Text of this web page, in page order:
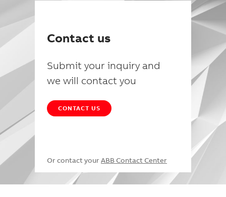
Contact us
Submit your inquiry and
we will contact you
CONTACT US
Or contact your ABB Contact Center